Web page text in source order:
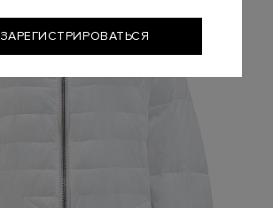
ЗАРЕГИСТРИРОВАТЬСЯ